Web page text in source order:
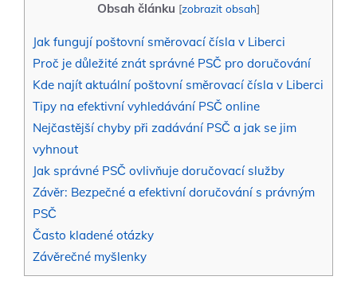
Obsah článku [zobrazit obsah]
Jak fungují poštovní směrovací čísla v Liberci
Proč je důležité znát správné PSČ pro doručování
Kde najít aktuální poštovní směrovací čísla v Liberci
Tipy na efektivní vyhledávání PSČ online
Nejčastější chyby při zadávání PSČ a jak se jim
vyhnout
Jak správné PSČ ovlivňuje doručovací služby
Závěr: Bezpečné a efektivní doručování s právným
PSČ
Často kladené otázky
Závěrečné myšlenky